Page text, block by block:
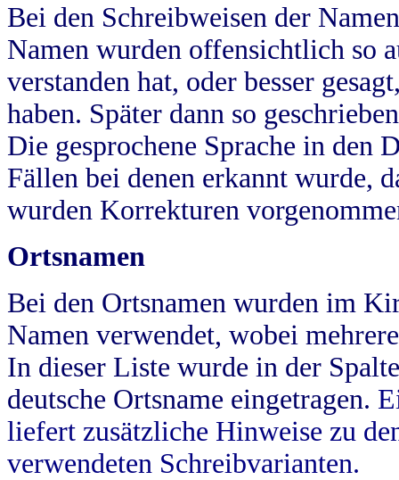
Bei den Schreibweisen der
Namen wurden offensichtlich so
verstanden hat, oder besser
haben. Später dann so
Die gesprochene Sprache in
Fällen bei denen erkannt wurde,
wurden Korrekturen
Ortsnamen
Bei den Ortsnamen wurden im
Namen verwendet, wobei
In dieser Liste wurde in der
deutsche Ortsname eingetragen.
liefert zusätzliche Hinweise zu
verwendeten Schreibvarianten.